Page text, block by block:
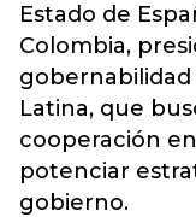
Estado de
Colombia,
Latina, que
cooperación
potenciar
gobierno.